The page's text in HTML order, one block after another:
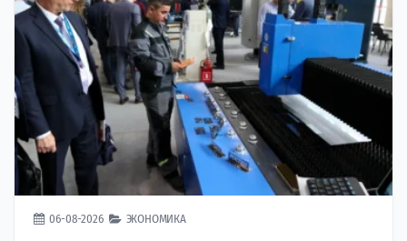
06-08-2026 ЭКОНОМИКА